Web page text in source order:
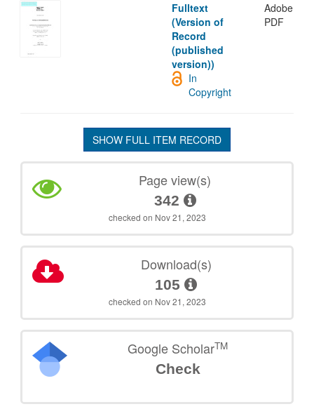
Fulltext
(Version of
Record
(published
version))
Adobe
PDF
In
Copyright
SHOW FULL ITEM RECORD
Page view(s)
342
checked on Nov 21, 2023
Download(s)
105
checked on Nov 21, 2023
Google ScholarTM
Check